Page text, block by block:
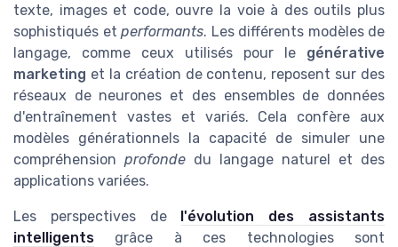
texte, images et code, ouvre la voie à des outils plus
sophistiqués et performants. Les différents modèles de
langage, comme ceux utilisés pour le générative
marketing et la création de contenu, reposent sur des
réseaux de neurones et des ensembles de données
d'entraînement vastes et variés. Cela confère aux
modèles générationnels la capacité de simuler une
compréhension profonde du langage naturel et des
applications variées.
Les perspectives de l'évolution des assistants
intelligents grâce à ces technologies sont